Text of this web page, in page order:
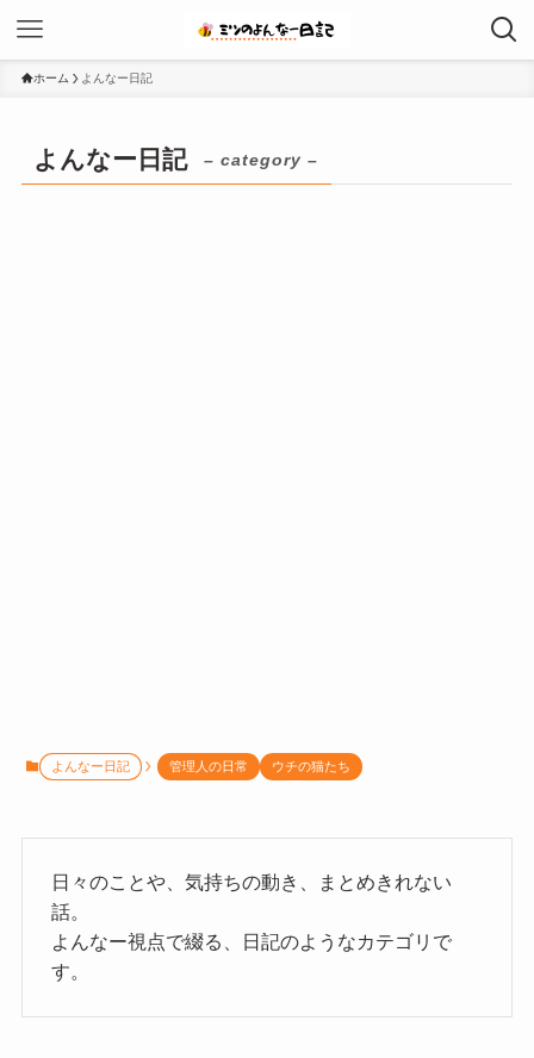
ホーム よんなー日記
よんなー日記 – category –
よんなー日記 管理人の日常 ウチの猫たち
日々のことや、気持ちの動き、まとめきれない
話。
よんなー視点で綴る、日記のようなカテゴリで
す。